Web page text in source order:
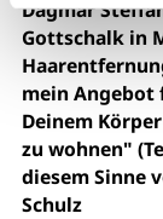
Dagmar
Gottschalk in
mein Angebot
Deinem
zu wohnen"
diesem Sinne
Schulz